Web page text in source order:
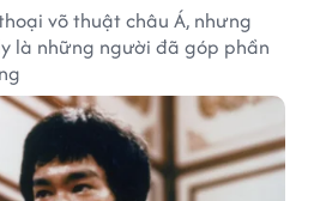
võ thuật châu Á, nhưng
là những người đã góp phần